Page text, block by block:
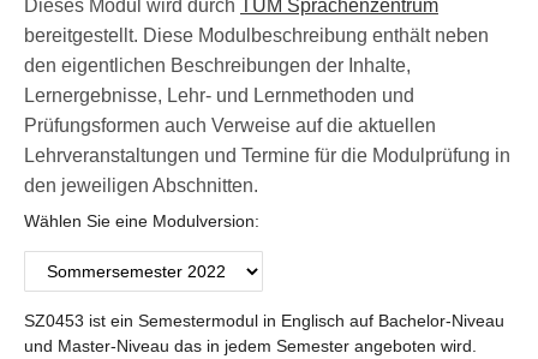
Dieses Modul wird durch TUM Sprachenzentrum
bereitgestellt. Diese Modulbeschreibung enthält neben
den eigentlichen Beschreibungen der Inhalte,
Lernergebnisse, Lehr- und Lernmethoden und
Prüfungsformen auch Verweise auf die aktuellen
Lehrveranstaltungen und Termine für die Modulprüfung in
den jeweiligen Abschnitten.
Wählen Sie eine Modulversion:
SZ0453 ist ein Semestermodul in Englisch auf Bachelor-Niveau
und Master-Niveau das in jedem Semester angeboten wird.